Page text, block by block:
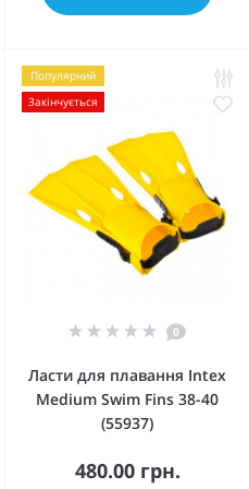
Популярний
Закінчується
0
Ласти для плавання Intex
Medium Swim Fins 38-40
(55937)
480.00 грн.